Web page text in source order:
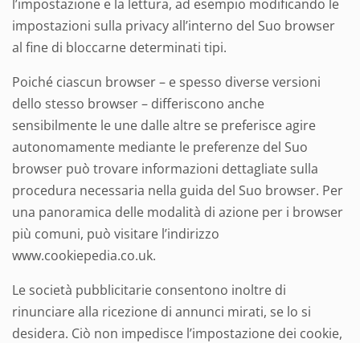
l’impostazione e la lettura, ad esempio modificando le
impostazioni sulla privacy all’interno del Suo browser
al fine di bloccarne determinati tipi.
Poiché ciascun browser – e spesso diverse versioni
dello stesso browser – differiscono anche
sensibilmente le une dalle altre se preferisce agire
autonomamente mediante le preferenze del Suo
browser può trovare informazioni dettagliate sulla
procedura necessaria nella guida del Suo browser. Per
una panoramica delle modalità di azione per i browser
più comuni, può visitare l’indirizzo
www.cookiepedia.co.uk.
Le società pubblicitarie consentono inoltre di
rinunciare alla ricezione di annunci mirati, se lo si
desidera. Ciò non impedisce l’impostazione dei cookie,